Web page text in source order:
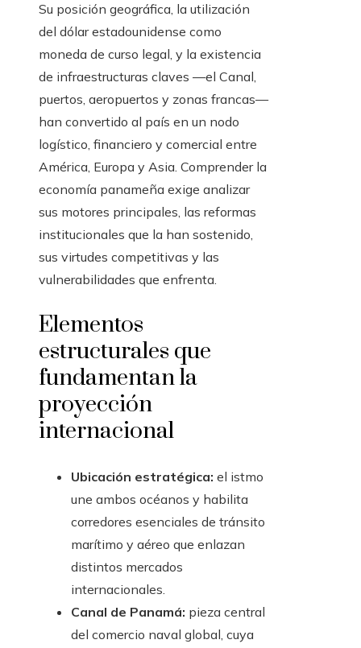
Su posición geográfica, la utilización
del dólar estadounidense como
moneda de curso legal, y la existencia
de infraestructuras claves —el Canal,
puertos, aeropuertos y zonas francas—
han convertido al país en un nodo
logístico, financiero y comercial entre
América, Europa y Asia. Comprender la
economía panameña exige analizar
sus motores principales, las reformas
institucionales que la han sostenido,
sus virtudes competitivas y las
vulnerabilidades que enfrenta.
Elementos
estructurales que
fundamentan la
proyección
internacional
Ubicación estratégica: el istmo
une ambos océanos y habilita
corredores esenciales de tránsito
marítimo y aéreo que enlazan
distintos mercados
internacionales.
Canal de Panamá: pieza central
del comercio naval global, cuya